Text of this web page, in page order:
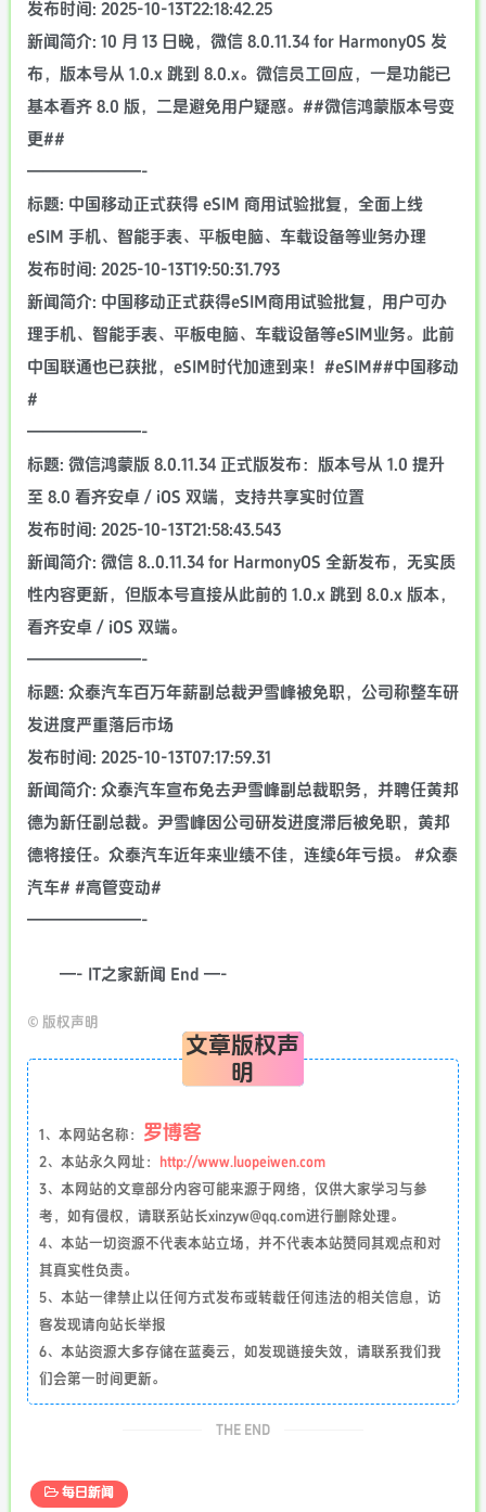
发布时间: 2025-10-13T22:18:42.25
新闻简介: 10 月 13 日晚，微信 8.0.11.34 for HarmonyOS 发
布，版本号从 1.0.x 跳到 8.0.x。微信员工回应，一是功能已
基本看齐 8.0 版，二是避免用户疑惑。##微信鸿蒙版本号变
更##
———————-
标题: 中国移动正式获得 eSIM 商用试验批复，全面上线
eSIM 手机、智能手表、平板电脑、车载设备等业务办理
发布时间: 2025-10-13T19:50:31.793
新闻简介: 中国移动正式获得eSIM商用试验批复，用户可办
理手机、智能手表、平板电脑、车载设备等eSIM业务。此前
中国联通也已获批，eSIM时代加速到来！#eSIM##中国移动
#
———————-
标题: 微信鸿蒙版 8.0.11.34 正式版发布：版本号从 1.0 提升
至 8.0 看齐安卓 / iOS 双端，支持共享实时位置
发布时间: 2025-10-13T21:58:43.543
新闻简介: 微信 8..0.11.34 for HarmonyOS 全新发布，无实质
性内容更新，但版本号直接从此前的 1.0.x 跳到 8.0.x 版本，
看齐安卓 / iOS 双端。
———————-
标题: 众泰汽车百万年薪副总裁尹雪峰被免职，公司称整车研
发进度严重落后市场
发布时间: 2025-10-13T07:17:59.31
新闻简介: 众泰汽车宣布免去尹雪峰副总裁职务，并聘任黄邦
德为新任副总裁。尹雪峰因公司研发进度滞后被免职，黄邦
德将接任。众泰汽车近年来业绩不佳，连续6年亏损。 #众泰
汽车# #高管变动#
———————-
—- IT之家新闻 End —-
© 版权声明
文章版权声
明
1、本网站名称： 罗博客
2、本站永久网址：
http://www.luopeiwen.com
3、本网站的文章部分内容可能来源于网络，仅供大家学习与参
考，如有侵权，请联系站长xinzyw@qq.com进行删除处理。
4、本站一切资源不代表本站立场，并不代表本站赞同其观点和对
其真实性负责。
5、本站一律禁止以任何方式发布或转载任何违法的相关信息，访
客发现请向站长举报
6、本站资源大多存储在蓝奏云，如发现链接失效，请联系我们我
们会第一时间更新。
THE END
每日新闻